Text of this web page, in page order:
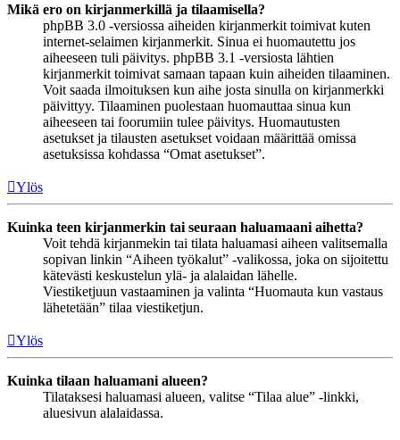
Mikä ero on kirjanmerkillä ja tilaamisella?
phpBB 3.0 -versiossa aiheiden kirjanmerkit toimivat kuten
internet-selaimen kirjanmerkit. Sinua ei huomautettu jos
aiheeseen tuli päivitys. phpBB 3.1 -versiosta lähtien
kirjanmerkit toimivat samaan tapaan kuin aiheiden tilaaminen.
Voit saada ilmoituksen kun aihe josta sinulla on kirjanmerkki
päivittyy. Tilaaminen puolestaan huomauttaa sinua kun
aiheeseen tai foorumiin tulee päivitys. Huomautusten
asetukset ja tilausten asetukset voidaan määrittää omissa
asetuksissa kohdassa “Omat asetukset”.
Ylös
Kuinka teen kirjanmerkin tai seuraan haluamaani aihetta?
Voit tehdä kirjanmekin tai tilata haluamasi aiheen valitsemalla
sopivan linkin “Aiheen työkalut” -valikossa, joka on sijoitettu
kätevästi keskustelun ylä- ja alalaidan lähelle.
Viestiketjuun vastaaminen ja valinta “Huomauta kun vastaus
lähetetään” tilaa viestiketjun.
Ylös
Kuinka tilaan haluamani alueen?
Tilataksesi haluamasi alueen, valitse “Tilaa alue” -linkki,
aluesivun alalaidassa.